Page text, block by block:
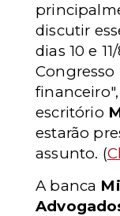
discutir
dias 10 e
Congresso
escritório
estarão
assunto. (
A banca